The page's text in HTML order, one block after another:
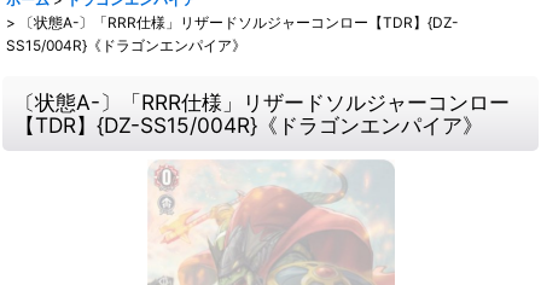
>
〔状態A-〕「RRR仕様」リザードソルジャーコンロー【TDR】{DZ-
SS15/004R}《ドラゴンエンパイア》
〔状態A-〕「RRR仕様」リザードソルジャーコンロー
【TDR】{DZ-SS15/004R}《ドラゴンエンパイア》